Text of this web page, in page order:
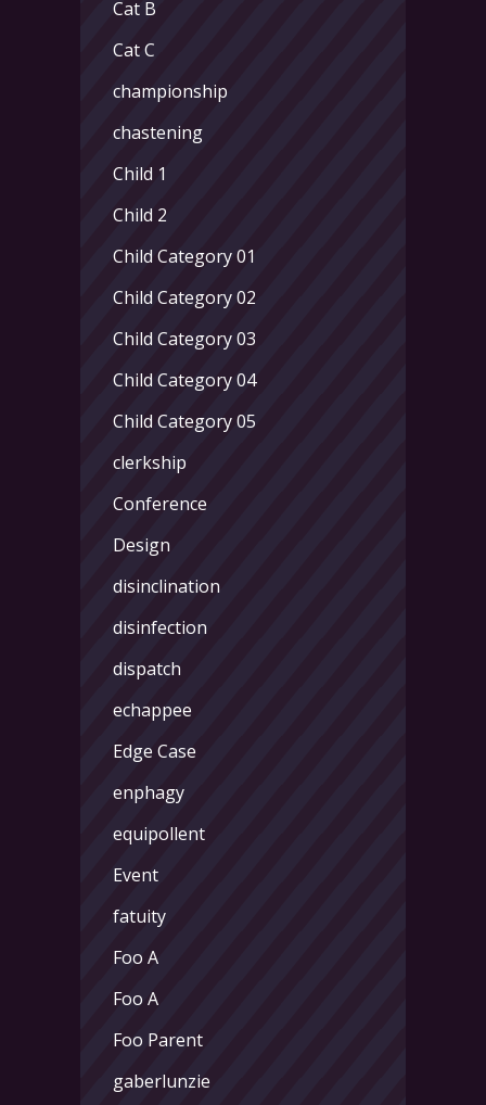
Cat B
Cat C
championship
chastening
Child 1
Child 2
Child Category 01
Child Category 02
Child Category 03
Child Category 04
Child Category 05
clerkship
Conference
Design
disinclination
disinfection
dispatch
echappee
Edge Case
enphagy
equipollent
Event
fatuity
Foo A
Foo A
Foo Parent
gaberlunzie